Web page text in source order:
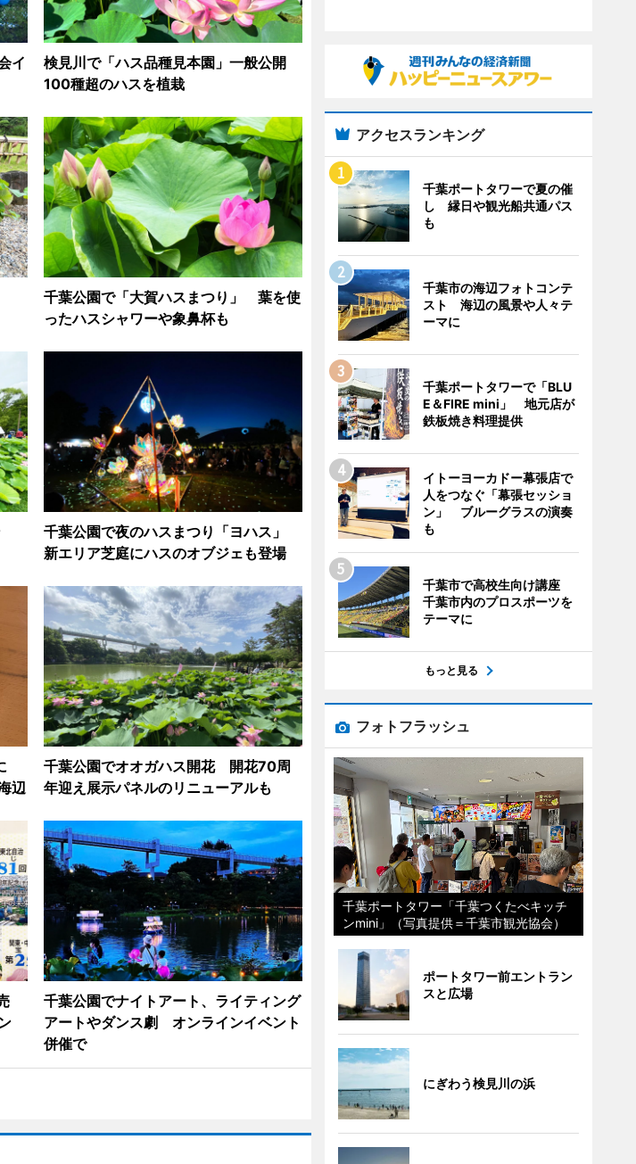
イ
検見川で「ハス品種見本園」一般公開
100種超のハスを植栽
千葉公園で「大賀ハスまつり」 葉を使
ったハスシャワーや象鼻杯も
千葉公園で夜のハスまつり「ヨハス」
新エリア芝庭にハスのオブジェも登場
辺
千葉公園でオオガハス開花 開花70周
年迎え展示パネルのリニューアルも
千葉公園でナイトアート、ライティング
アートやダンス劇 オンラインイベント
併催で
アクセスランキング
千葉ポートタワーで夏の催
し 縁日や観光船共通パス
も
千葉市の海辺フォトコンテ
スト 海辺の風景や人々テ
ーマに
千葉ポートタワーで「BLU
E＆FIRE mini」 地元店が
鉄板焼き料理提供
イトーヨーカドー幕張店で
人をつなぐ「幕張セッショ
ン」 ブルーグラスの演奏
も
千葉市で高校生向け講座
千葉市内のプロスポーツを
テーマに
もっと見る
フォトフラッシュ
千葉ポートタワー「千葉つくたべキッチ
ンmini」（写真提供＝千葉市観光協会）
ポートタワー前エントラン
スと広場
にぎわう検見川の浜